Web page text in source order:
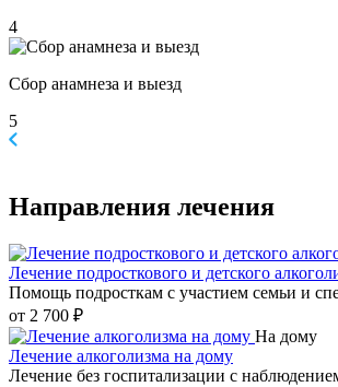
4
Сбор анамнеза и выезд
5
Направления лечения
Лечение подросткового и детского
Помощь подросткам с участием семьи и
от 2 700 ₽
На дому
Лечение алкоголизма на дому
Лечение без госпитализации с